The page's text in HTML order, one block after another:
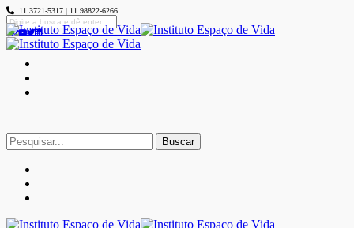
11 3721-5317 | 11 98822-6266
Buscar
por: